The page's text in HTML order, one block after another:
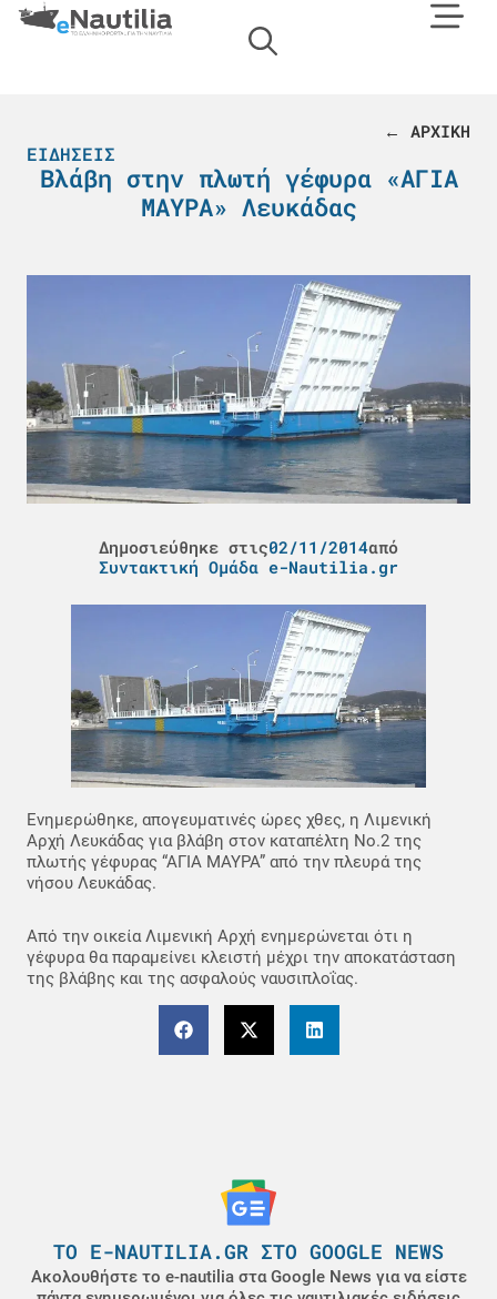
← ΑΡΧΙΚΗ
ΕΙΔΉΣΕΙΣ
Βλάβη στην πλωτή γέφυρα «ΑΓΙΑ
ΜΑΥΡΑ» Λευκάδας
Δημοσιεύθηκε στις02/11/2014από
Συντακτική Ομάδα e-Nautilia.gr
Ενημερώθηκε, απογευματινές ώρες χθες, η Λιμενική
Αρχή Λευκάδας για βλάβη στον καταπέλτη Νο.2 της
πλωτής γέφυρας “ΑΓΙΑ ΜΑΥΡΑ” από την πλευρά της
νήσου Λευκάδας.
Από την οικεία Λιμενική Αρχή ενημερώνεται ότι η
γέφυρα θα παραμείνει κλειστή μέχρι την αποκατάσταση
της βλάβης και της ασφαλούς ναυσιπλοΐας.
ΤΟ E-NAUTILIA.GR ΣΤΟ GOOGLE NEWS
Ακολουθήστε το e-nautilia στα Google News για να είστε